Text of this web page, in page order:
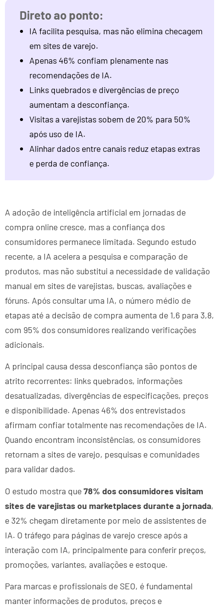
IA facilita pesquisa, mas não elimina checagem
em sites de varejo.
Apenas 46% confiam plenamente nas
recomendações de IA.
Links quebrados e divergências de preço
aumentam a desconfiança.
Visitas a varejistas sobem de 20% para 50%
após uso de IA.
Alinhar dados entre canais reduz etapas extras
e perda de confiança.
A adoção de inteligência artificial em jornadas de
compra online cresce, mas a confiança dos
consumidores permanece limitada. Segundo estudo
recente, a IA acelera a pesquisa e comparação de
produtos, mas não substitui a necessidade de validação
manual em sites de varejistas, buscas, avaliações e
fóruns. Após consultar uma IA, o número médio de
etapas até a decisão de compra aumenta de 1,6 para 3,8,
com 95% dos consumidores realizando verificações
adicionais.
A principal causa dessa desconfiança são pontos de
atrito recorrentes: links quebrados, informações
desatualizadas, divergências de especificações, preços
e disponibilidade. Apenas 46% dos entrevistados
afirmam confiar totalmente nas recomendações de IA.
Quando encontram inconsistências, os consumidores
retornam a sites de varejo, pesquisas e comunidades
para validar dados.
O estudo mostra que78% dos consumidores visitam
sites de varejistas ou marketplaces durante a jornada,
e 32% chegam diretamente por meio de assistentes de
IA. O tráfego para páginas de varejo cresce após a
interação com IA, principalmente para conferir preços,
promoções, variantes, avaliações e estoque.
Para marcas e profissionais de SEO, é fundamental
manter informações de produtos, preços e